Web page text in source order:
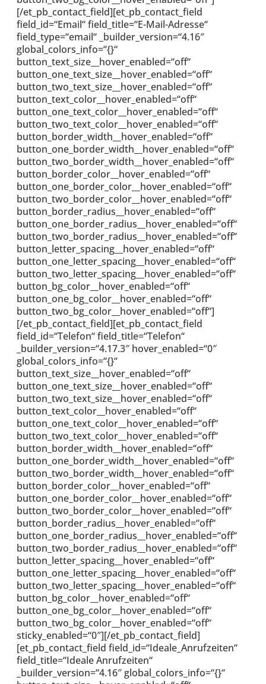
[/et_pb_contact_field][et_pb_contact_field
field_id=“Email“ field_title=“E-Mail-Adresse“
field_type=“email“ _builder_version=“4.16″
global_colors_info=“{}“
button_text_size__hover_enabled=“off“
button_one_text_size__hover_enabled=“off“
button_two_text_size__hover_enabled=“off“
button_text_color__hover_enabled=“off“
button_one_text_color__hover_enabled=“off“
button_two_text_color__hover_enabled=“off“
button_border_width__hover_enabled=“off“
button_one_border_width__hover_enabled=“off“
button_two_border_width__hover_enabled=“off“
button_border_color__hover_enabled=“off“
button_one_border_color__hover_enabled=“off“
button_two_border_color__hover_enabled=“off“
button_border_radius__hover_enabled=“off“
button_one_border_radius__hover_enabled=“off“
button_two_border_radius__hover_enabled=“off“
button_letter_spacing__hover_enabled=“off“
button_one_letter_spacing__hover_enabled=“off“
button_two_letter_spacing__hover_enabled=“off“
button_bg_color__hover_enabled=“off“
button_one_bg_color__hover_enabled=“off“
button_two_bg_color__hover_enabled=“off“]
[/et_pb_contact_field][et_pb_contact_field
field_id=“Telefon“ field_title=“Telefon“
_builder_version=“4.17.3″ hover_enabled=“0″
global_colors_info=“{}“
button_text_size__hover_enabled=“off“
button_one_text_size__hover_enabled=“off“
button_two_text_size__hover_enabled=“off“
button_text_color__hover_enabled=“off“
button_one_text_color__hover_enabled=“off“
button_two_text_color__hover_enabled=“off“
button_border_width__hover_enabled=“off“
button_one_border_width__hover_enabled=“off“
button_two_border_width__hover_enabled=“off“
button_border_color__hover_enabled=“off“
button_one_border_color__hover_enabled=“off“
button_two_border_color__hover_enabled=“off“
button_border_radius__hover_enabled=“off“
button_one_border_radius__hover_enabled=“off“
button_two_border_radius__hover_enabled=“off“
button_letter_spacing__hover_enabled=“off“
button_one_letter_spacing__hover_enabled=“off“
button_two_letter_spacing__hover_enabled=“off“
button_bg_color__hover_enabled=“off“
button_one_bg_color__hover_enabled=“off“
button_two_bg_color__hover_enabled=“off“
sticky_enabled=“0″][/et_pb_contact_field]
[et_pb_contact_field field_id=“Ideale_Anrufzeiten“
field_title=“Ideale Anrufzeiten“
_builder_version=“4.16″ global_colors_info=“{}“